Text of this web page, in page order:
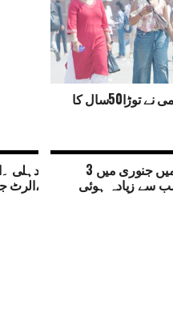
دہلی میں گرمی نے توڑا50سال کا
دارالحکومت میں جنوری میں 3
سے زیادہ ہوئی
دہلی
،الرٹ